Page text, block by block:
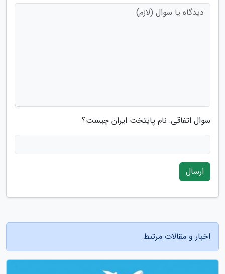
سوال اتفاقی: نام پایتخت ایران چیست؟
ارسال
اخبار و مقالات مرتبط